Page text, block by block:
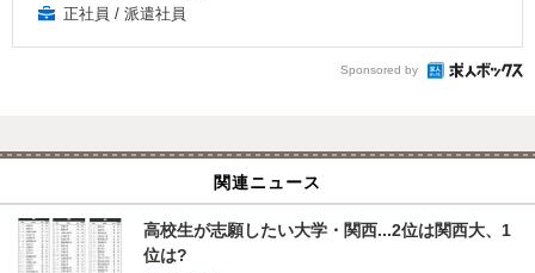
正社員 / 派遣社員
Sponsored by
関連ニュース
高校生が志願したい大学・関西...2位は関西大、1
位は?